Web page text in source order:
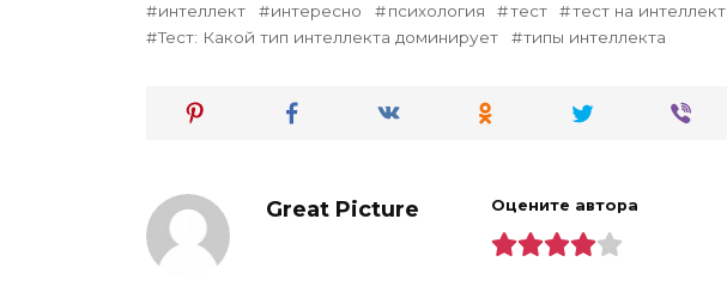
интеллект интересно психология тест
тест на интеллект
Тест: Какой тип интеллекта доминирует
типы интеллекта
Great Picture Оцените автора